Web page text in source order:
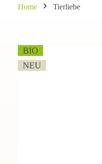
Home Tierliebe
BIO
NEU